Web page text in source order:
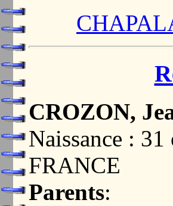
CROZON,
Naissance :
FRANCE
Parents: